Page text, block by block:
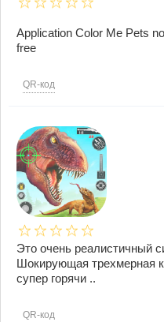
Application Color Me Pets
free
QR-код
Это очень реалистичный
Шокирующая трехмерная
супер горячи ..
QR-код